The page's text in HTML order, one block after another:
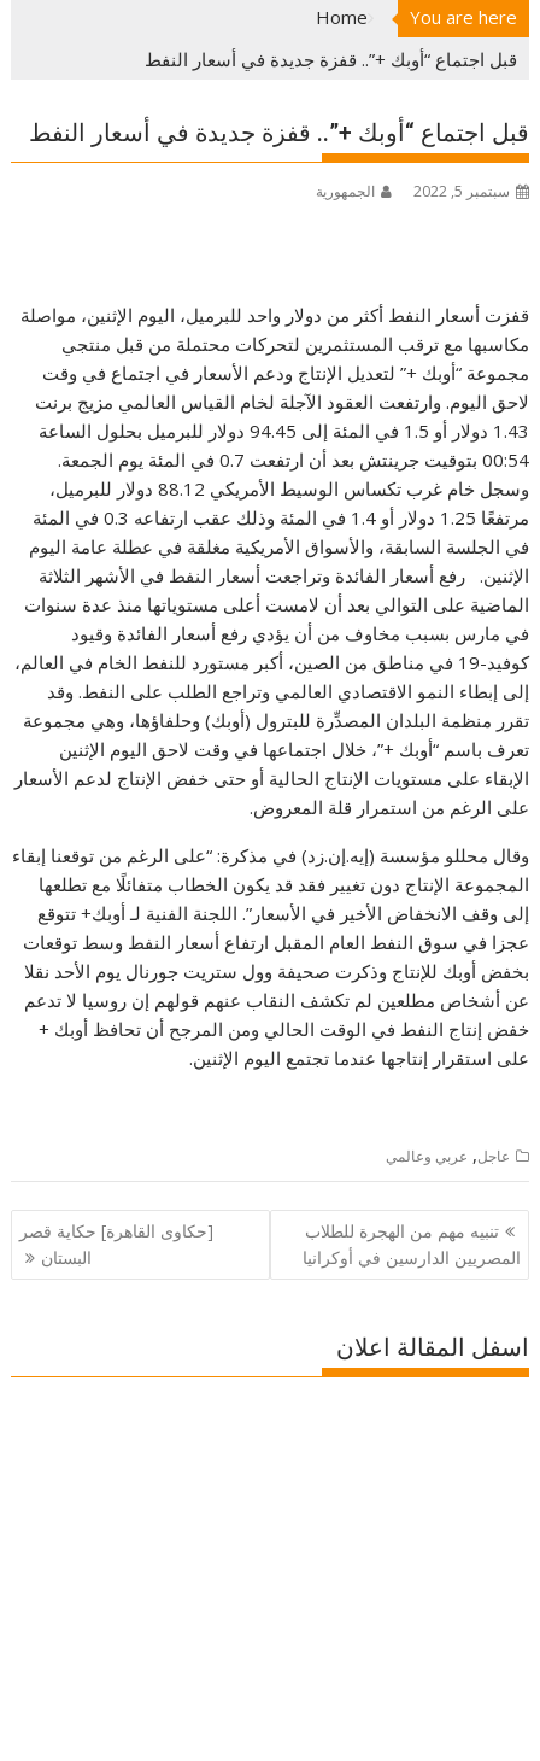
You are here
Home
قبل اجتماع “أوبك +”.. قفزة جديدة في أسعار النفط
قبل اجتماع “أوبك +”.. قفزة جديدة في أسعار النفط
سبتمبر 5, 2022 الجمهورية
قفزت أسعار النفط أكثر من دولار واحد للبرميل، اليوم الإثنين، مواصلة
مكاسبها مع ترقب المستثمرين لتحركات محتملة من قبل منتجي
مجموعة “أوبك +” لتعديل الإنتاج ودعم الأسعار في اجتماع في وقت
لاحق اليوم. وارتفعت العقود الآجلة لخام القياس العالمي مزيج برنت
1.43 دولار أو 1.5 في المئة إلى 94.45 دولار للبرميل بحلول الساعة
00:54 بتوقيت جرينتش بعد أن ارتفعت 0.7 في المئة يوم الجمعة.
وسجل خام غرب تكساس الوسيط الأمريكي 88.12 دولار للبرميل،
مرتفعًا 1.25 دولار أو 1.4 في المئة وذلك عقب ارتفاعه 0.3 في المئة
في الجلسة السابقة، والأسواق الأمريكية مغلقة في عطلة عامة اليوم
الإثنين. رفع أسعار الفائدة وتراجعت أسعار النفط في الأشهر الثلاثة
الماضية على التوالي بعد أن لامست أعلى مستوياتها منذ عدة سنوات
في مارس بسبب مخاوف من أن يؤدي رفع أسعار الفائدة وقيود
كوفيد-19 في مناطق من الصين، أكبر مستورد للنفط الخام في العالم،
إلى إبطاء النمو الاقتصادي العالمي وتراجع الطلب على النفط. وقد
تقرر منظمة البلدان المصدِّرة للبترول (أوبك) وحلفاؤها، وهي مجموعة
تعرف باسم “أوبك +”، خلال اجتماعها في وقت لاحق اليوم الإثنين
الإبقاء على مستويات الإنتاج الحالية أو حتى خفض الإنتاج لدعم الأسعار
على الرغم من استمرار قلة المعروض.
وقال محللو مؤسسة (إيه.إن.زد) في مذكرة: “على الرغم من توقعنا إبقاء
المجموعة الإنتاج دون تغيير فقد قد يكون الخطاب متفائلًا مع تطلعها
إلى وقف الانخفاض الأخير في الأسعار”. اللجنة الفنية لـ أوبك+ تتوقع
عجزا في سوق النفط العام المقبل ارتفاع أسعار النفط وسط توقعات
بخفض أوبك للإنتاج وذكرت صحيفة وول ستريت جورنال يوم الأحد نقلا
عن أشخاص مطلعين لم تكشف النقاب عنهم قولهم إن روسيا لا تدعم
خفض إنتاج النفط في الوقت الحالي ومن المرجح أن تحافظ أوبك +
على استقرار إنتاجها عندما تجتمع اليوم الإثنين.
عاجل, عربي وعالمي
تصفّح
المقالات
تنبيه مهم من الهجرة للطلاب
المصريين الدارسين في أوكرانيا
[حكاوى القاهرة] حكاية قصر
البستان
اسفل المقالة اعلان